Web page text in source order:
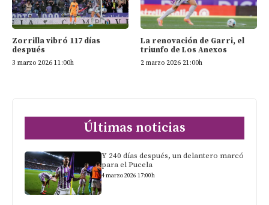
Zorrilla vibró 117 días
después
3 marzo 2026 11:00h
La renovación de Garri, el
triunfo de Los Anexos
2 marzo 2026 21:00h
Últimas noticias
Y 240 días después, un delantero marcó
para el Pucela
4 marzo 2026 17:00h